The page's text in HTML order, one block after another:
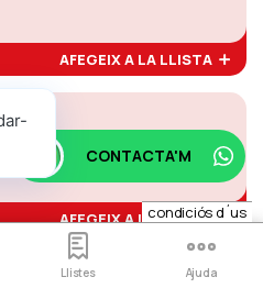
AFEGEIX A LA LLISTA
1 l
AFEGEIX A LA LLISTA
condiciós d´us
Llistes Ajuda
CONTACTA'M